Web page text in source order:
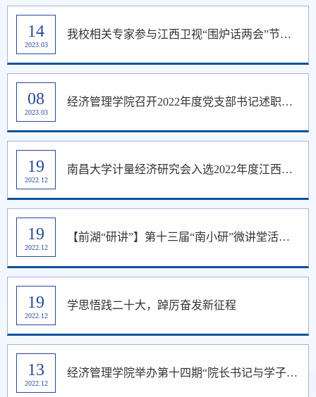
14
2023.03
我校相关专家参与江西卫视“围炉话两会”节目录制
08
2023.03
经济管理学院召开2022年度党支部书记述职汇报会
19
2022.12
南昌大学计量经济研究会入选2022年度江西省高校“活力社团”TOP10榜
19
2022.12
【前湖“研讲”】第十三届“南小研”微讲堂活动（第二十五期）于经济管理学院顺利举行
19
2022.12
学思悟践二十大，踔厉奋发新征程
13
2022.12
经济管理学院举办第十四期“院长书记与学子面对面”座谈会